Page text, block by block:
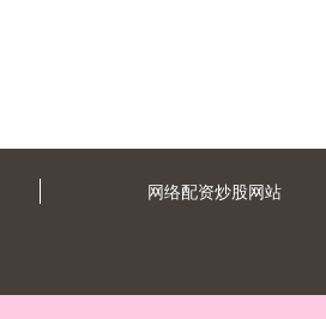
网络配资炒股网站